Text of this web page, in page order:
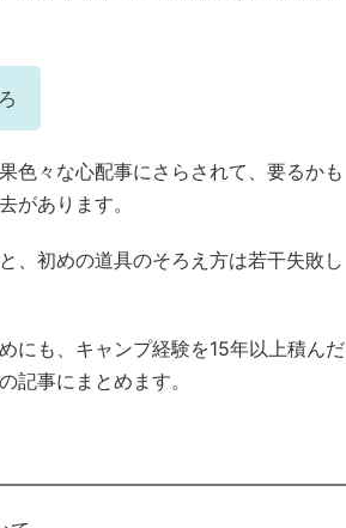
色々な心配事にさらされて、要るかも
があります。
、初めの道具のそろえ方は若干失敗し
にも、キャンプ経験を15年以上積んだ
記事にまとめます。